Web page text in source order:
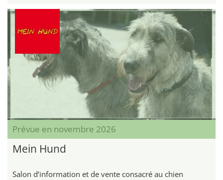
Prévue en novembre 2026
Mein Hund
Salon d’information et de vente consacré au chien